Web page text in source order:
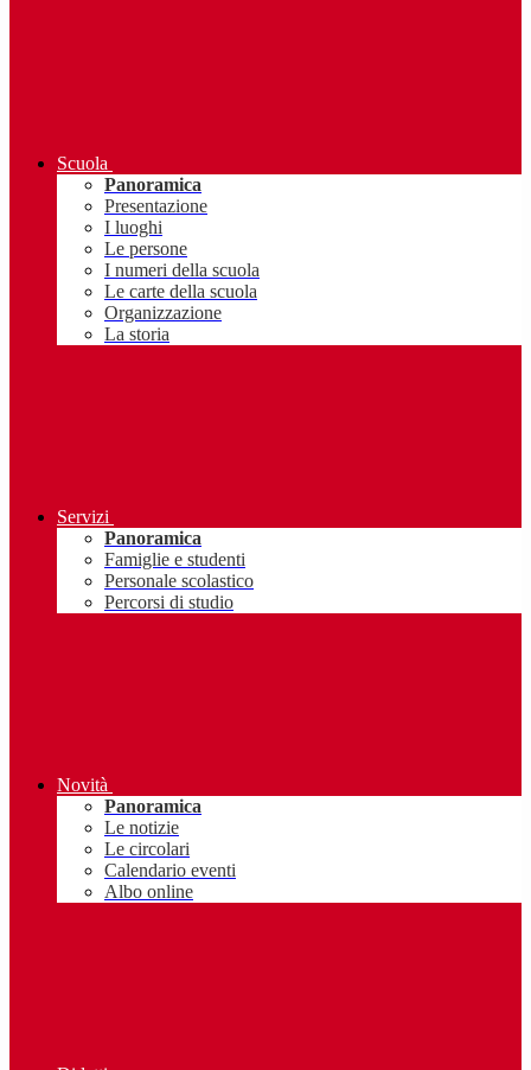
Scuola
Panoramica
Presentazione
I luoghi
Le persone
I numeri della scuola
Le carte della scuola
Organizzazione
La storia
Servizi
Panoramica
Famiglie e studenti
Personale scolastico
Percorsi di studio
Novità
Panoramica
Le notizie
Le circolari
Calendario eventi
Albo online